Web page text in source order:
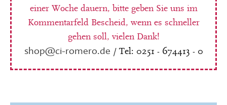
einer Woche dauern, bitte geben Sie uns im
Kommentarfeld Bescheid, wenn es schneller
gehen soll, vielen Dank!
shop@ci-romero.de / Tel: 0251 - 674413 - 0